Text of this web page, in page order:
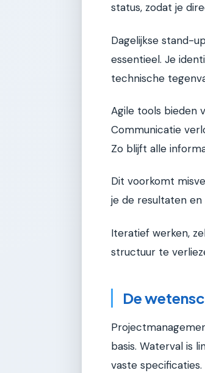
status, zodat je
Dagelijkse stand-
essentieel. Je
technische
Agile tools bieden
Communicatie
Zo blijft alle
Dit voorkomt
je de resultaten en
Iteratief werken,
structuur te
De
basis. Waterval is
vaste